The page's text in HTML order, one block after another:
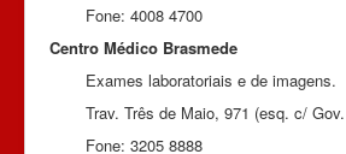
Fone: 4008 4700
Centro Médico Brasmede
Exames laboratoriais e de imagens.
Trav. Três de Maio, 971 (esq. c/
Fone: 3205 8888